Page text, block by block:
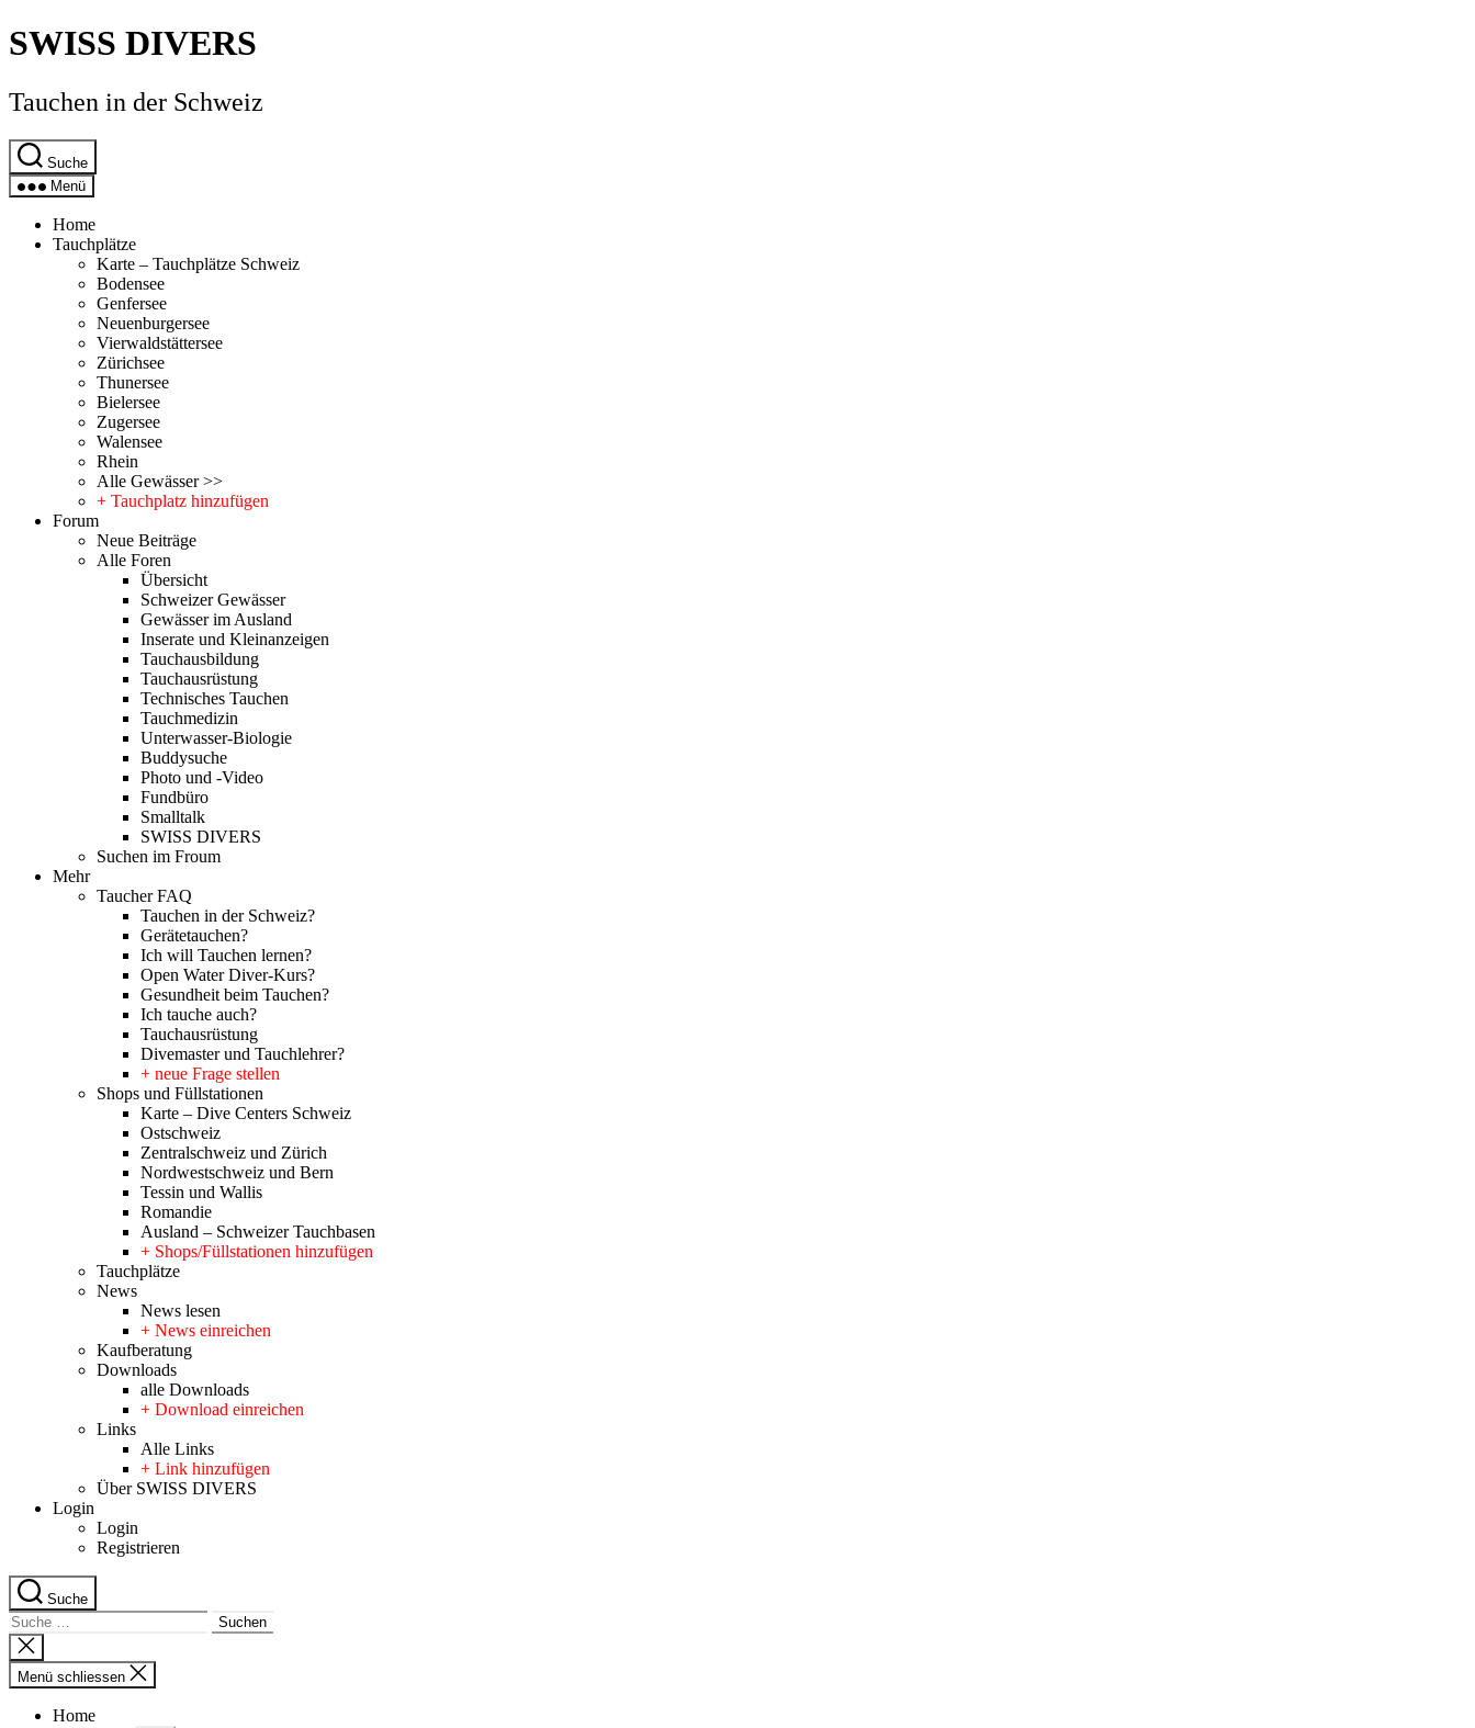
Direkt
zum
wechseln
SWISS DIVERS
Tauchen in der Schweiz
Suche
Menü
Home
Tauchplätze
Karte – Tauchplätze Schweiz
Bodensee
Genfersee
Neuenburgersee
Vierwaldstättersee
Zürichsee
Thunersee
Bielersee
Zugersee
Walensee
Rhein
Alle Gewässer >>
+ Tauchplatz hinzufügen
Forum
Neue Beiträge
Alle Foren
Übersicht
Schweizer Gewässer
Gewässer im Ausland
Inserate und Kleinanzeigen
Tauchausbildung
Tauchausrüstung
Technisches Tauchen
Tauchmedizin
Unterwasser-Biologie
Buddysuche
Photo und -Video
Fundbüro
Smalltalk
SWISS DIVERS
Suchen im Froum
Mehr
Taucher FAQ
Tauchen in der Schweiz?
Gerätetauchen?
Ich will Tauchen lernen?
Open Water Diver-Kurs?
Gesundheit beim Tauchen?
Ich tauche auch?
Tauchausrüstung
Divemaster und Tauchlehrer?
+ neue Frage stellen
Shops und Füllstationen
Karte – Dive Centers Schweiz
Ostschweiz
Zentralschweiz und Zürich
Nordwestschweiz und Bern
Tessin und Wallis
Romandie
Ausland – Schweizer Tauchbasen
+ Shops/Füllstationen hinzufügen
Tauchplätze
News
News lesen
+ News einreichen
Kaufberatung
Downloads
alle Downloads
+ Download einreichen
Links
Alle Links
+ Link hinzufügen
Über SWISS DIVERS
Login
Login
Registrieren
Suche
Suche
nach:
Suche
schliessen
Menü schliessen
Home